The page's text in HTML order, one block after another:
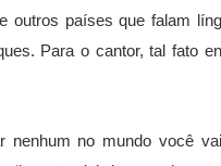
outros países que falam
Para o cantor, tal fato
nenhum no mundo você